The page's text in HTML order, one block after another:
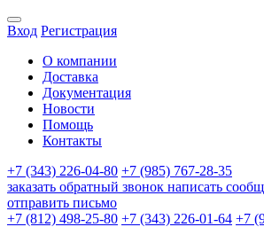
Вход Регистрация
О компании
Доставка
Документация
Новости
Помощь
Контакты
+7 (343) 226-04-80 +7 (985) 767-28-35
заказать обратный звонок написать
отправить письмо
+7 (812) 498-25-80 +7 (343) 226-01-64 +7